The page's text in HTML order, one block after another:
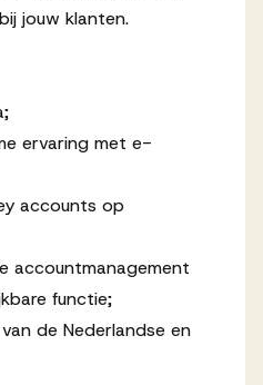
jouw klanten.
ervaring met e-
accounts op
accountmanagement
functie;
de Nederlandse en